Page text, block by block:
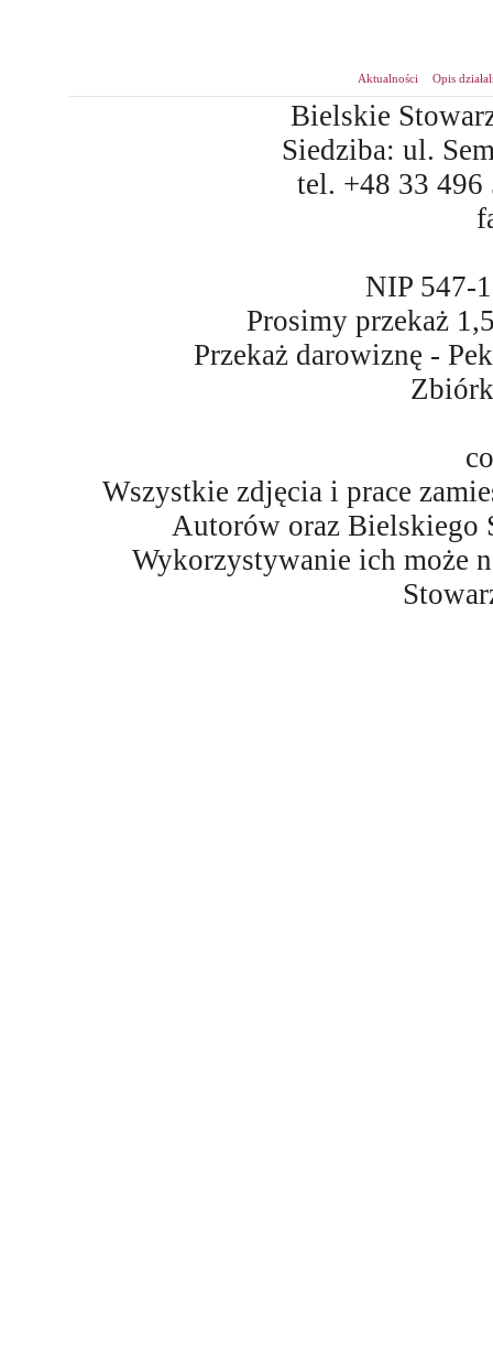
Aktualności Opis
Bielskie
Siedziba: ul.
tel. +48 33 496
NIP 547-
Prosimy przekaż
Przekaż darowiznę -
Wszystkie zdjęcia i prace
Autorów oraz Bielskiego
Wykorzystywanie ich może